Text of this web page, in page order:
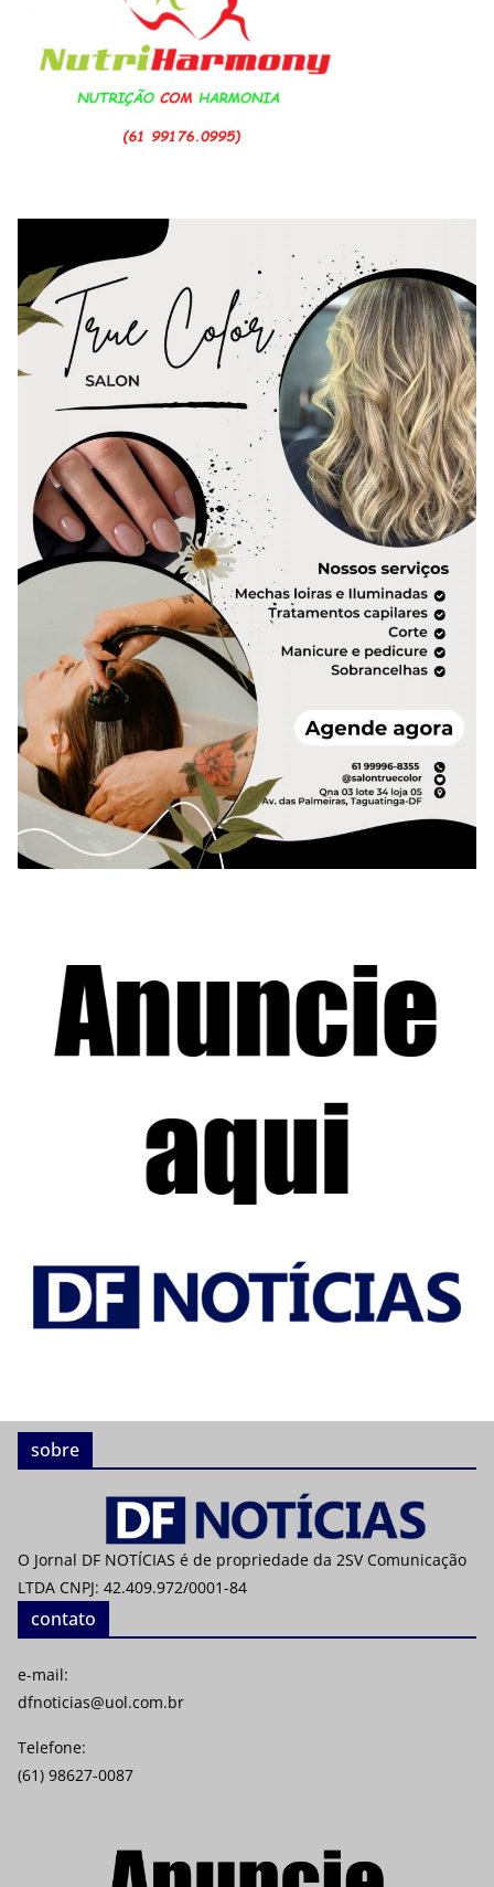
sobre
O Jornal DF NOTÍCIAS é de propriedade da 2SV Comunicação
LTDA CNPJ: 42.409.972/0001-84
contato
e-mail:
dfnoticias@uol.com.br
Telefone:
(61) 98627-0087